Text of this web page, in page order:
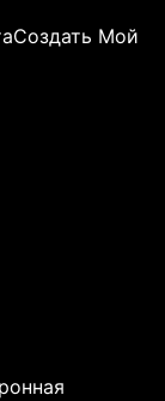
Создать Мой